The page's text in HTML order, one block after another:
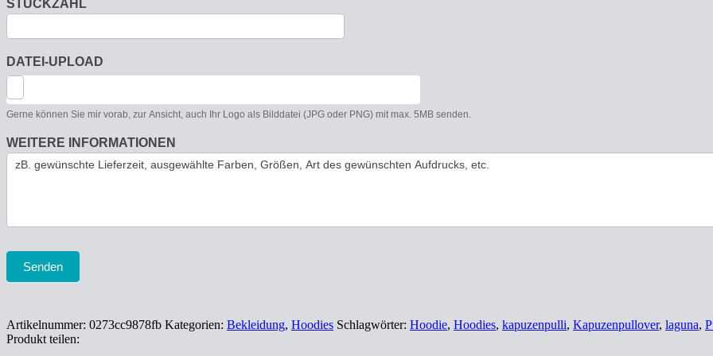
STÜCKZAHL
DATEI-UPLOAD
Gerne können Sie mir vorab, zur Ansicht, auch Ihr Logo als Bilddatei (JPG oder PNG) mit max. 5MB senden.
WEITERE INFORMATIONEN
Senden
Artikelnummer: 0273cc9878fb Kategorien: Bekleidung, Hoodies Schlagwörter: Hoodie, Hoodies, kapuzenpulli, Kapuzenpullover, laguna,
Produkt teilen: